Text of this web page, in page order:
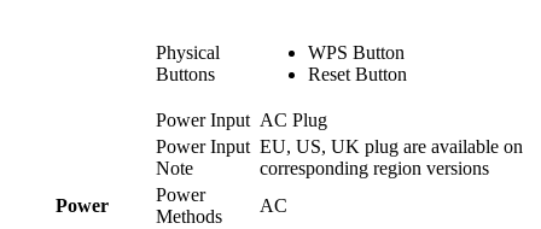
Physical
Buttons
WPS Button
Reset Button
Power Input AC Plug
Power Input
Note
EU, US, UK plug are available on
corresponding region versions
Power
Power
Methods
AC